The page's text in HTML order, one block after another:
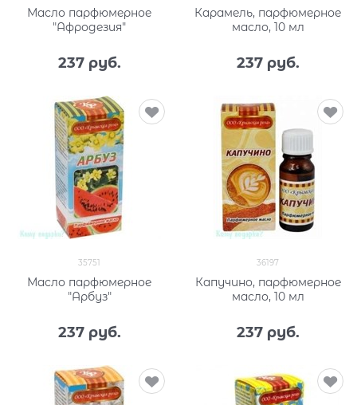
Масло парфюмерное
"Афродезия"
237 руб.
Карамель, парфюмерное
масло, 10 мл
237 руб.
35751
Масло парфюмерное
"Арбуз"
237 руб.
36197
Капучино, парфюмерное
масло, 10 мл
237 руб.